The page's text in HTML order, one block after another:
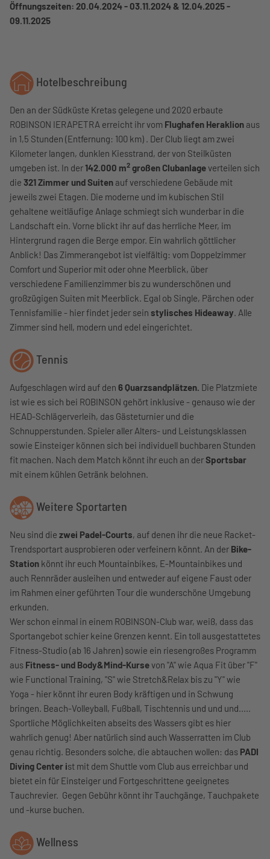
Öffnungszeiten: 20.04.2024 - 03.11.2024 & 12.04.2025 -
09.11.2025
Hotelbeschreibung
Den an der Südküste Kretas gelegene und 2020 erbaute
ROBINSON IERAPETRA erreicht ihr vom Flughafen Heraklion aus
in 1,5 Stunden (Entfernung: 100 km) . Der Club liegt am zwei
Kilometer langen, dunklen Kiesstrand, der von Steilküsten
umgeben ist. In der142.000 m2 großen Clubanlageverteilen sich
die 321 Zimmer und Suiten auf verschiedene Gebäude mit
jeweils zwei Etagen. Die moderne und im kubischen Stil
gehaltene weitläufige Anlage schmiegt sich wunderbar in die
Landschaft ein. Vorne blickt ihr auf das herrliche Meer, im
Hintergrund ragen die Berge empor. Ein wahrlich göttlicher
Anblick! Das Zimmerangebot ist vielfältig: vom Doppelzimmer
Comfort und Superior mit oder ohne Meerblick, über
verschiedene Familienzimmer bis zu wunderschönen und
großzügigen Suiten mit Meerblick. Egal ob Single, Pärchen oder
Tennisfamilie - hier findet jeder sein stylisches Hideaway. Alle
Zimmer sind hell, modern und edel eingerichtet.
Tennis
Aufgeschlagen wird auf den 6 Quarzsandplätzen. Die Platzmiete
ist wie es sich bei ROBINSON gehört inklusive - genauso wie der
HEAD-Schlägerverleih, das Gästeturnier und die
Schnupperstunden. Spieler aller Alters- und Leistungsklassen
sowie Einsteiger können sich bei individuell buchbaren Stunden
fit machen. Nach dem Match könnt ihr euch an derSportsbar
mit einem kühlen Getränk belohnen.
Weitere Sportarten
Neu sind die zwei Padel-Courts, auf denen ihr die neue Racket-
Trendsportart ausprobieren oder verfeinern könnt. An der Bike-
Station könnt ihr euch Mountainbikes, E-Mountainbikes und
auch Rennräder ausleihen und entweder auf eigene Faust oder
im Rahmen einer geführten Tour die wunderschöne Umgebung
erkunden.
Wer schon einmal in einem ROBINSON-Club war, weiß, dass das
Sportangebot schier keine Grenzen kennt. Ein toll ausgestattetes
Fitness-Studio (ab 16 Jahren) sowie ein riesengroßes Programm
aus Fitness- und Body&Mind-Kursevon "A" wie Aqua Fit über "F"
wie Functional Training, "S" wie Stretch&Relax bis zu "Y" wie
Yoga - hier könnt ihr euren Body kräftigen und in Schwung
bringen. Beach-Volleyball, Fußball, Tischtennis und und und.....
Sportliche Möglichkeiten abseits des Wassers gibt es hier
wahrlich genug! Aber natürlich sind auch Wasserratten im Club
genau richtig. Besonders solche, die abtauchen wollen: das PADI
Diving Center ist mit dem Shuttle vom Club aus erreichbar und
bietet ein für Einsteiger und Fortgeschrittene geeignetes
Tauchrevier. Gegen Gebühr könnt ihr Tauchgänge, Tauchpakete
und -kurse buchen.
Wellness